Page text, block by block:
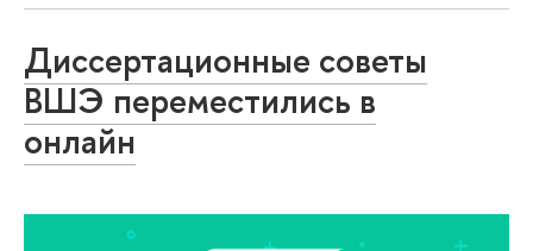
Диссертационные советы
ВШЭ переместились в
онлайн